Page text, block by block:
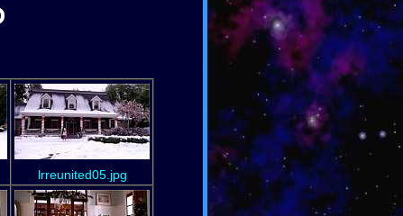
lrreunited05.jpg